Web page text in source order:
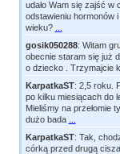
udało Wam się zajść w
odstawieniu hormonów i
wieku?
gosik050288: Witam
obecnie staram się już
o dziecko . Trzymajcie
KarpatkaST: 2,5 roku.
po kilku miesiącach do
Mieliśmy na przełomie
dużo bada
KarpatkaST: Tak,
córką przed drugą